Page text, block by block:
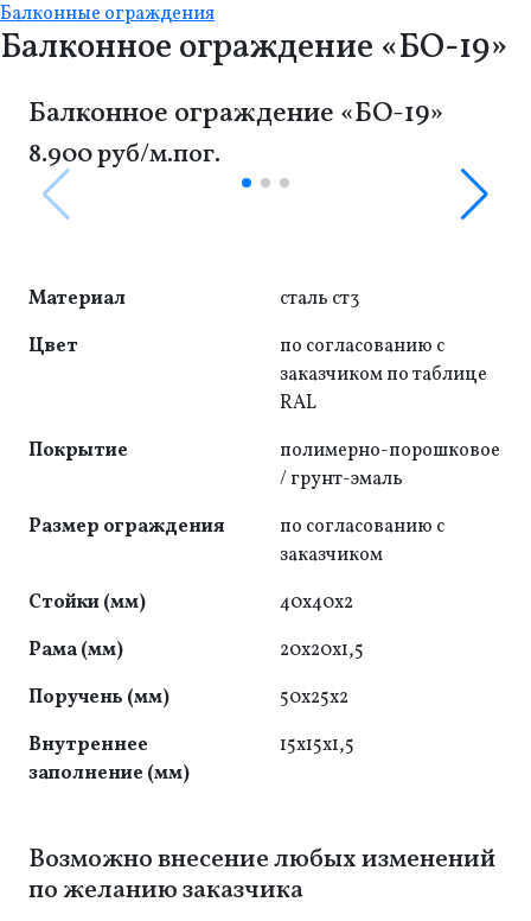
Балконные ограждения
Балконное ограждение «БО-19»
Балконное ограждение «БО-19»
8.900 руб/м.пог.
Материал
сталь ст3
Цвет
по согласованию с
заказчиком по таблице
RAL
Покрытие
полимерно-порошковое
/ грунт-эмаль
Размер ограждения
по согласованию с
заказчиком
Стойки (мм)
40x40x2
Рама (мм)
20x20x1,5
Поручень (мм)
50x25x2
Внутреннее
заполнение (мм)
15x15x1,5
Возможно внесение любых изменений
по желанию заказчика